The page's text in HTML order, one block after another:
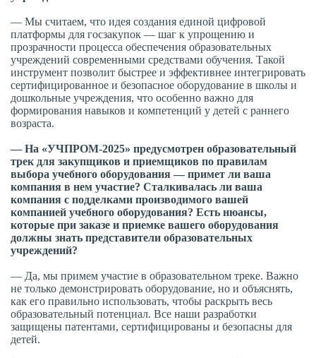
— Мы считаем, что идея создания единой цифровой
платформы для госзакупок — шаг к упрощению и
прозрачности процесса обеспечения образовательных
учреждений современными средствами обучения. Такой
инструмент позволит быстрее и эффективнее интегрировать
сертифицированное и безопасное оборудование в школы и
дошкольные учреждения, что особенно важно для
формирования навыков и компетенций у детей с раннего
возраста.
— На «УЧПРОМ-2025» предусмотрен образовательный
трек для закупщиков и приемщиков по правилам
выбора учебного оборудования — примет ли ваша
компания в нем участие? Сталкивалась ли ваша
компания с подделками производимого вашей
компанией учебного оборудования? Есть нюансы,
которые при заказе и приемке вашего оборудования
должны знать представители образовательных
учреждений?
— Да, мы примем участие в образовательном треке. Важно
не только демонстрировать оборудование, но и объяснять,
как его правильно использовать, чтобы раскрыть весь
образовательный потенциал. Все наши разработки
защищены патентами, сертифицированы и безопасны для
детей.